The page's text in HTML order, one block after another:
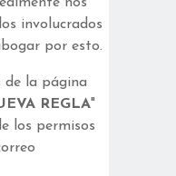
involucrados
por esto.
de la página
REGLA"
los permisos